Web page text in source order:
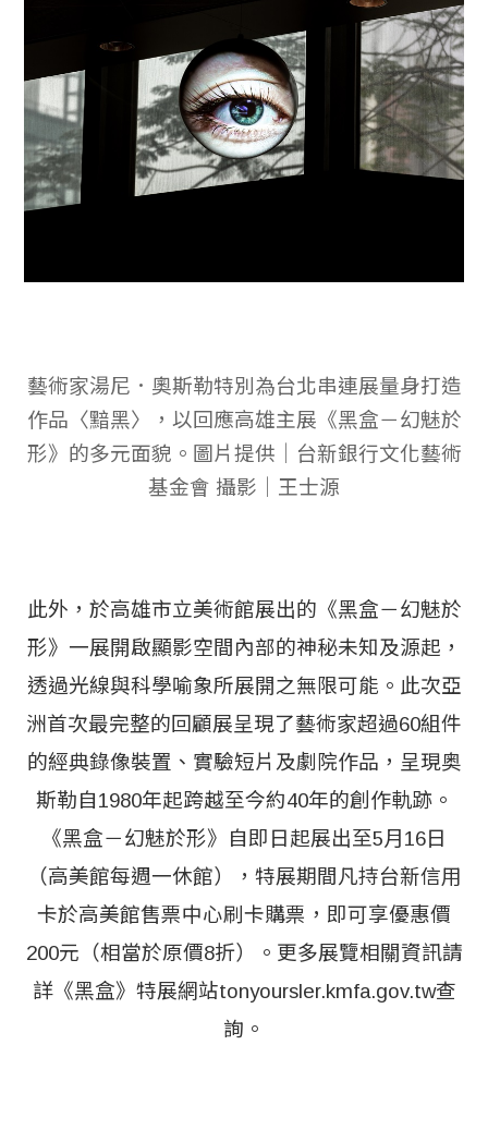
藝術家湯尼．奧斯勒特別為台北串連展量身打造
作品〈黯黑〉，以回應高雄主展《黑盒－幻魅於
形》的多元面貌。圖片提供｜台新銀行文化藝術
基金會 攝影｜王士源
此外，於高雄市立美術館展出的《黑盒－幻魅於
形》一展開啟顯影空間內部的神秘未知及源起，
透過光線與科學喻象所展開之無限可能。此次亞
洲首次最完整的回顧展呈現了藝術家超過60組件
的經典錄像裝置、實驗短片及劇院作品，呈現奥
斯勒自1980年起跨越至今約40年的創作軌跡。
《黑盒－幻魅於形》自即日起展出至5月16日
（高美館每週一休館），特展期間凡持台新信用
卡於高美館售票中心刷卡購票，即可享優惠價
200元（相當於原價8折）。更多展覽相關資訊請
詳《黑盒》特展網站tonyoursler.kmfa.gov.tw查
詢。